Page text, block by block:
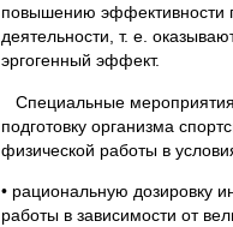
повышению эффективности
деятельности, т. е.
эргогенный эффект.
Специальные
подготовку организма
физической работы в
• рациональную дозировку
работы в зависимости от